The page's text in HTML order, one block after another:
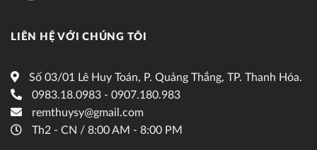
LIÊN HỆ VỚI CHÚNG TÔI
Số 03/01 Lê Huy Toán, P. Quảng Thắng, TP. Thanh Hóa.
0983.18.0983 - 0907.180.983
remthuysy@gmail.com
Th2 - CN / 8:00 AM - 8:00 PM